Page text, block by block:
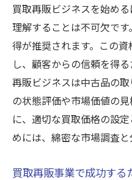
買取再販ビジネスを始め
理解することは不可欠で
得が推奨されます。この
し、顧客からの信頼を得
再販ビジネスは中古品の
の状態評価や市場価値の
に、適切な買取価格の設
めには、綿密な市場調査と
買取再販事業で成功する